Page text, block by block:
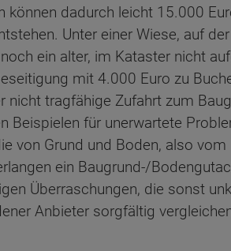
können dadurch leicht 15.000
Unter einer Wiese, auf
ein alter, im Kataster nicht
mit 4.000 Euro zu
nicht tragfähige Zufahrt zum
Beispielen für unerwartete
von Grund und Boden, also
ein Baugrund-/
Überraschungen, die sonst
Anbieter sorgfältig